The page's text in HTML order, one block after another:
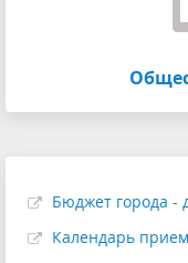
Бюджет города -
Календарь